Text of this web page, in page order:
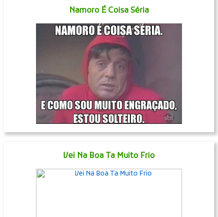
Namoro É Coisa Séria
Vei Na Boa Ta Muito Frio